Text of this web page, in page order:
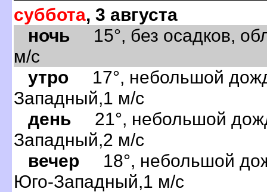
суббота, 3 августа
ночь 15°, без осадков,
м/с
утро 17°, небольшой
Западный,1 м/с
день 21°, небольшой
Западный,2 м/с
вечер 18°, небольшой
Юго-Западный,1 м/с